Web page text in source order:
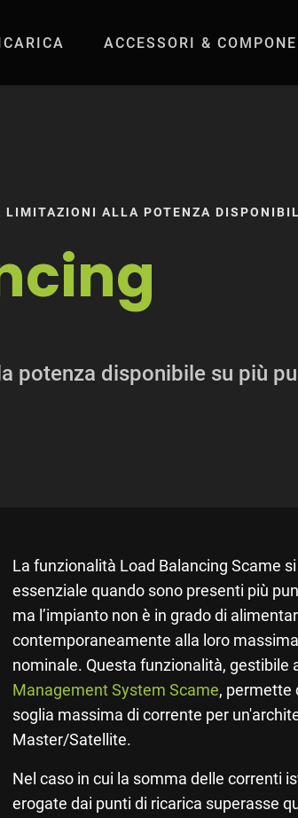
ACCESSORI &
ALLA POTENZA
potenza disponibile su più
La funzionalità Load Balancing Scame
essenziale quando sono presenti più
ma l’impianto non è in grado di
contemporaneamente alla loro
nominale. Questa funzionalità, gestibile
Management System Scame, permette
soglia massima di corrente per
Master/Satellite.
Nel caso in cui la somma delle correnti
erogate dai punti di ricarica superasse